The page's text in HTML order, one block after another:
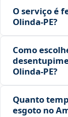
O serviço é
Olinda‑PE?
Como
Olinda‑PE?
Quanto
esgoto no